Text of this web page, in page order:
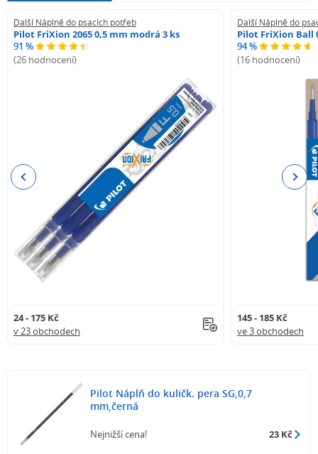
Další Náplně do psacích potřeb
Pilot FriXion 2065 0,5 mm modrá 3 ks
91 %
(26 hodnocení)
24 - 175 Kč
v 23 obchodech
Další Náplně do
Pilot FriXion Ball
94 %
(16 hodnocení)
145 - 185 Kč
ve 3 obchodech
Previous Next
Pilot Náplň do kuličk. pera SG,0,7
mm,černá
Nejnižší cena! 23 Kč